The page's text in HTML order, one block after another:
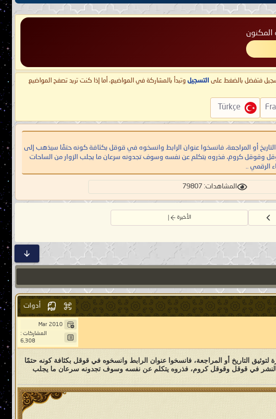
المكنون
فتفضل بالضغط على التسجيل وتبدأ بالمشاركة في المواضيع، أما إذا كنت تريد تصفح المواضيع
Türkçe
التاريخ أو المراجعة، فانسخوا عنوان الرابط وانسخوه في قوقل بكثافة كونه حتمًا سيذهب إلى
قوقل وقوقل كروم، فذروه يتكلم عن نفسه وسوف تجدونه سرعان ما يجلب الزوار من الساحات
الرقمي ..
المشاهدات: 79807
الأخيرة
أدوات
Mar 2010
المشاركات :
6,308
لتوثيق التاريخ أو المراجعة، فانسخوا عنوان الرابط وانسخوه في قوقل بكثافة كونه حتمًا
بالنشر في قوقل وقوقل كروم، فذروه يتكلم عن نفسه وسوف تجدونه سرعان ما يجلب